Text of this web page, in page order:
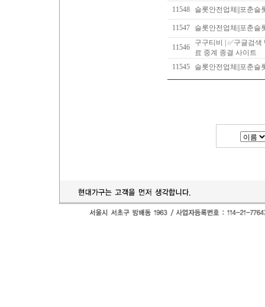
11548
슬롯안전업체||포춘슬
11547 슬롯안전업체||포춘슬
11546
구구티비 | ✅구글검
료 중계 종결 사이트
11545
슬롯안전업체||포춘슬